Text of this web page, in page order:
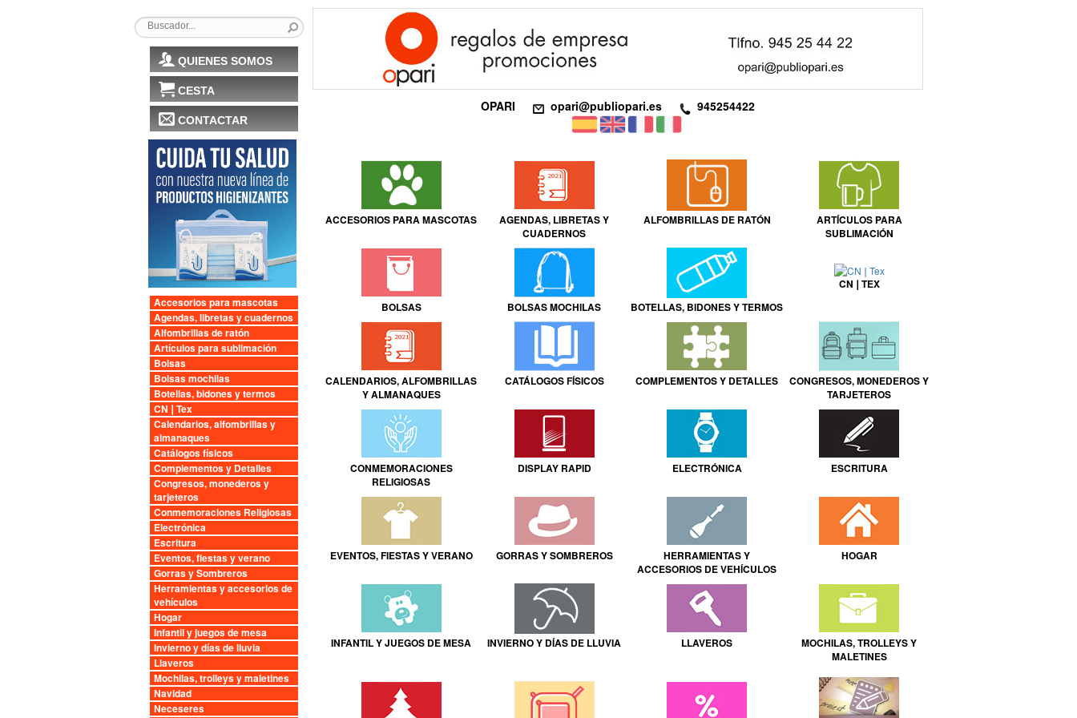
QUIENES SOMOS
CESTA
CONTACTAR
Accesorios para mascotas
Agendas, libretas y cuadernos
Alfombrillas de ratón
Artículos para sublimación
Bolsas
Bolsas mochilas
Botellas, bidones y termos
CN❘Tex
Calendarios, alfombrillas y
almanaques
Catálogos físicos
Complementos y Detalles
Congresos, monederos y
tarjeteros
Conmemoraciones Religiosas
Electrónica
Escritura
Eventos, fiestas y verano
Gorras y Sombreros
Herramientas y accesorios de
vehículos
Hogar
Infantil y juegos de mesa
Invierno y días de lluvia
Llaveros
Mochilas, trolleys y maletines
Navidad
Neceseres
OPARI opari@publiopari.es 945254422
ACCESORIOS PARA MASCOTAS
AGENDAS, LIBRETAS Y
CUADERNOS
ALFOMBRILLAS DE RATÓN
ARTÍCULOS PARA
SUBLIMACIÓN
BOLSAS BOLSAS MOCHILAS BOTELLAS, BIDONES Y TERMOS
CN❘TEX
CALENDARIOS, ALFOMBRILLAS
Y ALMANAQUES
CATÁLOGOS FÍSICOS COMPLEMENTOS Y DETALLES
CONGRESOS, MONEDEROS Y
TARJETEROS
CONMEMORACIONES
RELIGIOSAS
DISPLAY RAPID ELECTRÓNICA ESCRITURA
EVENTOS, FIESTAS Y VERANO GORRAS Y SOMBREROS
HERRAMIENTAS Y
ACCESORIOS DE VEHÍCULOS
HOGAR
INFANTIL Y JUEGOS DE MESA INVIERNO Y DÍAS DE LLUVIA LLAVEROS
MOCHILAS, TROLLEYS Y
MALETINES